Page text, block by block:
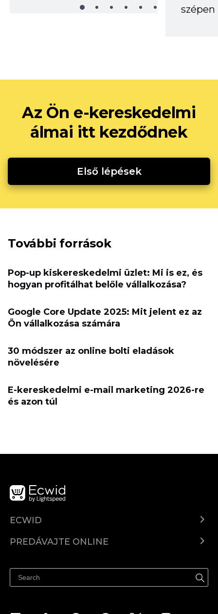
Az Ön e-kereskedelmi
álmai itt kezdődnek
Első lépések
További források
Pop-up kiskereskedelmi üzlet: Mi is ez, és
hogyan profitálhat belőle vállalkozása?
Google Core Update 2025: Mit jelent ez az
Ön vállalkozása számára
30 módszer az online bolti eladások
növelésére
E-kereskedelmi e-mail marketing 2026-re
és azon túl
ECWID
Cenník
PREDÁVAJTE ONLINE
Predávajte na Facebook
Predávať na Instagram